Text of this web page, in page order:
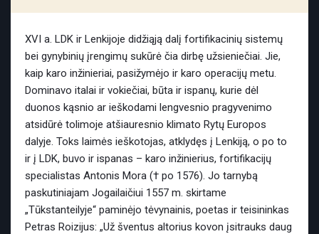
XVI a. LDK ir Lenkijoje didžiąją dalį fortifikacinių sistemų
bei gynybinių įrengimų sukūrė čia dirbę užsieniečiai. Jie,
kaip karo inžinieriai, pasižymėjo ir karo operacijų metu.
Dominavo italai ir vokiečiai, būta ir ispanų, kurie dėl
duonos kąsnio ar ieškodami lengvesnio pragyvenimo
atsidūrė tolimoje atšiauresnio klimato Rytų Europos
dalyje. Toks laimės ieškotojas, atklydęs į Lenkiją, o po to
ir į LDK, buvo ir ispanas – karo inžinierius, fortifikacijų
specialistas Antonis Mora († po 1576). Jo tarnybą
paskutiniajam Jogailaičiui 1557 m. skirtame
„Tūkstanteilyje“ paminėjo tėvynainis, poetas ir teisininkas
Petras Roizijus: „Už šventus altorius kovon įsitrauks daug